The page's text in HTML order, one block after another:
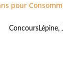
pour
ConcoursLépine,